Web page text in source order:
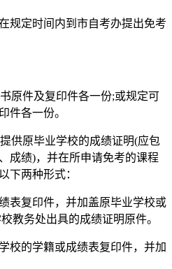
定时间内到市自考办提出免考
件及复印件各一份;或规定可
件各一份。
原毕业学校的成绩证明(应包
成绩)，并在所申请免考的课程
下两种形式：
复印件，并加盖原毕业学校或
教务处出具的成绩证明原件。
的学籍或成绩表复印件，并加